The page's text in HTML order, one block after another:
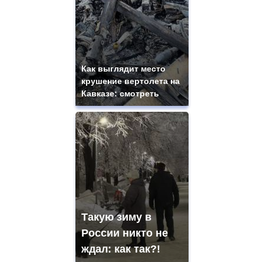
Как выглядит место
крушение вертолета на
Кавказе: смотреть
Такую зиму в
России никто не
ждал: как так?!